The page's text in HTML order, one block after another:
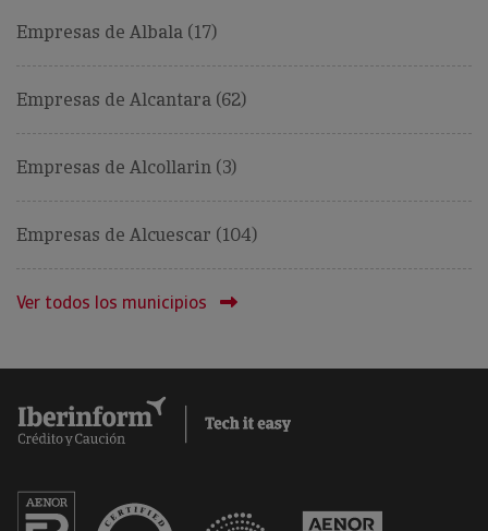
Empresas de Albala (17)
Empresas de Alcantara (62)
Empresas de Alcollarin (3)
Empresas de Alcuescar (104)
Ver todos los municipios